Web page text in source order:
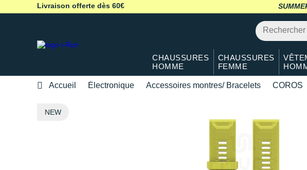
Livraison offerte dès 60€
CHAUSSURES
HOMME
CHAUSSURES
FEMME
Accueil Électronique Accessoires montres/ Bracelets COROS
NEW